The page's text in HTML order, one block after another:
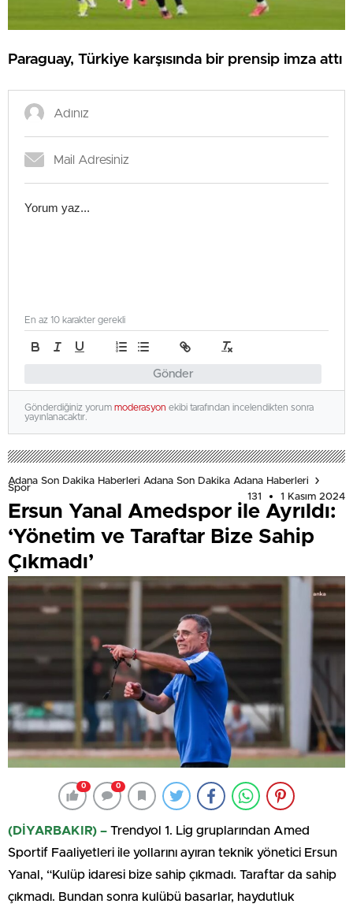
Paraguay, Türkiye karşısında bir prensip imza attı
Gönder
En az 10 karakter gerekli
Gönderdiğiniz yorum moderasyon ekibi tarafından incelendikten sonra
yayınlanacaktır.
Adana Son Dakika Haberleri Adana Son Dakika Adana Haberleri
Spor
131
1 Kasım 2024
Ersun Yanal Amedspor ile Ayrıldı:
‘Yönetim ve Taraftar Bize Sahip
Çıkmadı’
0 0
(DİYARBAKIR) – Trendyol 1. Lig gruplarından Amed
Sportif Faaliyetleri ile yollarını ayıran teknik yönetici Ersun
Yanal, “Kulüp idaresi bize sahip çıkmadı. Taraftar da sahip
çıkmadı. Bundan sonra kulübü basarlar, haydutluk